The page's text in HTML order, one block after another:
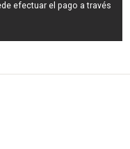
efectuar el pago a través